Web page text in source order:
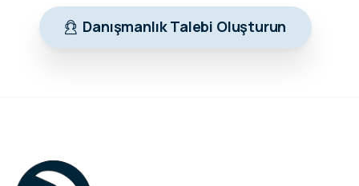
Danışmanlık Talebi Oluşturun